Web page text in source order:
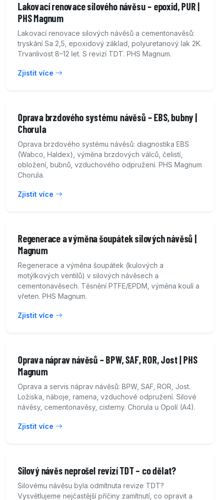
Lakovací renovace silového návěsu – epoxid, PUR |
PHS Magnum
Lakovací renovace silových návěsů a cementonavěsů:
tryskání Sa 2,5, epoxidový základ, polyuretanový lak 2K.
Trvanlivost 8–12 let. S revizí TDT. PHS Magnum.
Zjistit více
Oprava brzdového systému návěsů – EBS, bubny |
Chorula
Oprava brzdového systému návěsů: diagnostika EBS
(Wabco, Haldex), výměna brzdových válců, čelistí,
obložení, bubnů, vzduchového odpružení. PHS Magnum
Chorula.
Zjistit více
Regenerace a výměna šoupátek silových návěsů |
Magnum
Regenerace a výměna šoupátek (kulových a
motýlkových ventilů) v silových návěsech a
cementonavěsech. Těsnění PTFE/EPDM, výměna koulí a
vřeten. PHS Magnum.
Zjistit více
Oprava náprav návěsů – BPW, SAF, ROR, Jost | PHS
Magnum
Oprava a servis náprav návěsů: BPW, SAF, ROR, Jost.
Ložiska, náboje, ramena, vzduchové odpružení. Silové
návěsy, cementonavěsy, cisterny. Chorula u Opolí (A4).
Zjistit více
Silový návěs neprošel revizí TDT – co dělat?
Silovému návěsu byla odmítnuta revize TDT?
Vysvětlujeme nejčastější příčiny zamítnutí, co opravit a